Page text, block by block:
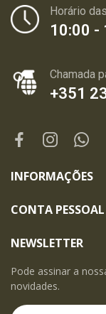
Horário
10:00 -
Chamada
+351
INFORMAÇÕES
CONTA PESSOAL
NEWSLETTER
Pode assinar a
novidades.